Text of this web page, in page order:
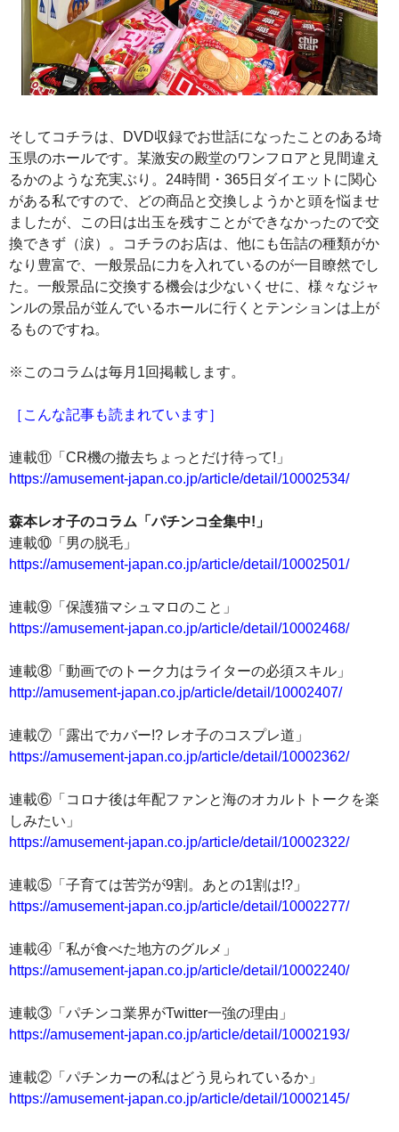
そしてコチラは、DVD収録でお世話になったことのある埼
玉県のホールです。某激安の殿堂のワンフロアと見間違え
るかのような充実ぶり。24時間・365日ダイエットに関心
がある私ですので、どの商品と交換しようかと頭を悩ませ
ましたが、この日は出玉を残すことができなかったので交
換できず（涙）。コチラのお店は、他にも缶詰の種類がか
なり豊富で、一般景品に力を入れているのが一目瞭然でし
た。一般景品に交換する機会は少ないくせに、様々なジャ
ンルの景品が並んでいるホールに行くとテンションは上が
るものですね。
※このコラムは毎月1回掲載します。
［こんな記事も読まれています］
連載⑪「CR機の撤去ちょっとだけ待って!」
https://amusement-japan.co.jp/article/detail/10002534/
森本レオ子のコラム「パチンコ全集中!」
連載⑩「男の脱毛」
https://amusement-japan.co.jp/article/detail/10002501/
連載⑨「保護猫マシュマロのこと」
https://amusement-japan.co.jp/article/detail/10002468/
連載⑧「動画でのトーク力はライターの必須スキル」
http://amusement-japan.co.jp/article/detail/10002407/
連載⑦「露出でカバー!? レオ子のコスプレ道」
https://amusement-japan.co.jp/article/detail/10002362/
連載⑥「コロナ後は年配ファンと海のオカルトトークを楽
しみたい」
https://amusement-japan.co.jp/article/detail/10002322/
連載⑤「子育ては苦労が9割。あとの1割は!?」
https://amusement-japan.co.jp/article/detail/10002277/
連載④「私が食べた地方のグルメ」
https://amusement-japan.co.jp/article/detail/10002240/
連載③「パチンコ業界がTwitter一強の理由」
https://amusement-japan.co.jp/article/detail/10002193/
連載②「パチンカーの私はどう見られているか」
https://amusement-japan.co.jp/article/detail/10002145/